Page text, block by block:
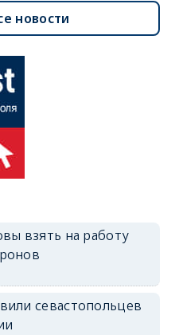
новости
взять на работу
севастопольцев